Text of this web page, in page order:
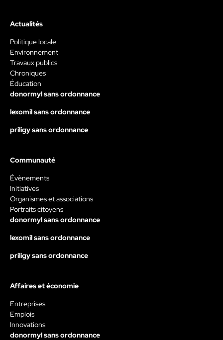
Actualités
Politique locale
Environnement
Travaux publics
Chroniques
Éducation
donormyl sans ordonnance
lexomil sans ordonnance
priligy sans ordonnance
Communauté
Évènements
Initiatives
Organismes et associations
Portraits citoyens
donormyl sans ordonnance
lexomil sans ordonnance
priligy sans ordonnance
Affaires et économie
Entreprises
Emplois
Innovations
donormyl sans ordonnance